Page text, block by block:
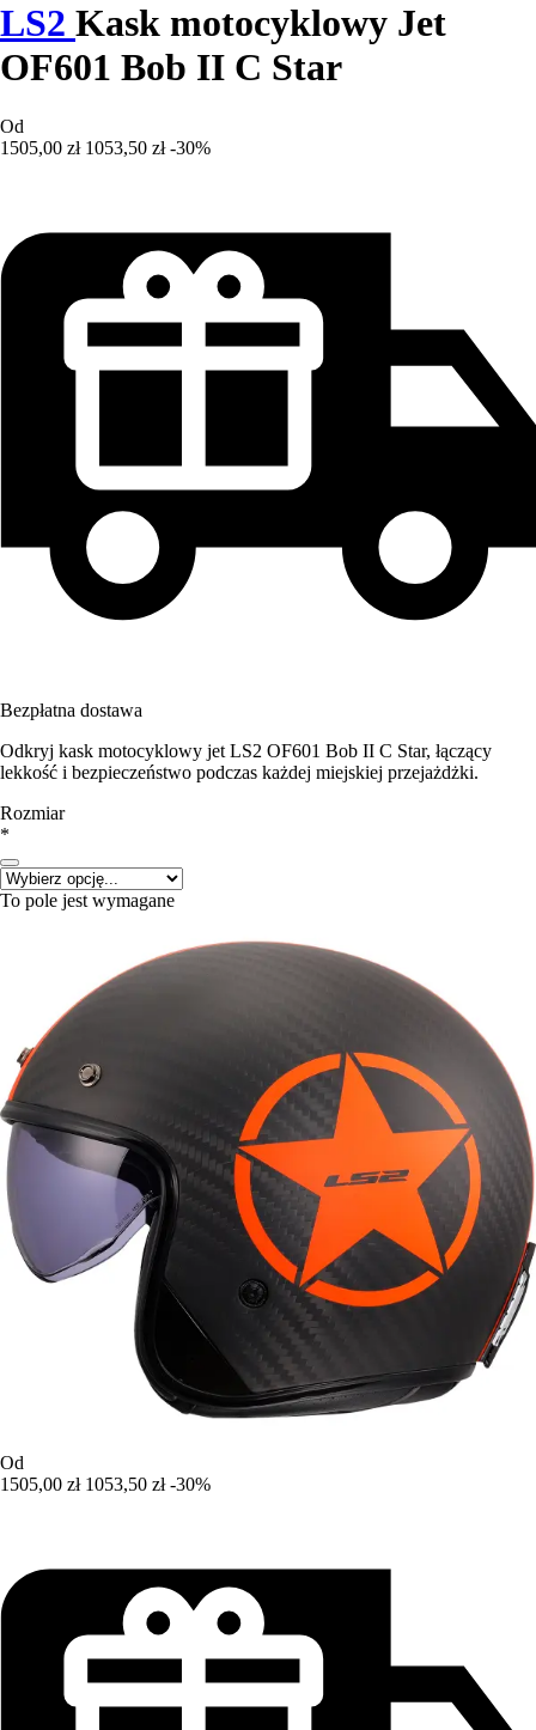
LS2 Kask motocyklowy Jet
OF601 Bob II C Star
Od
1505,00 zł 1053,50 zł -30%
Bezpłatna dostawa
Odkryj kask motocyklowy jet LS2 OF601 Bob II C Star, łączący
lekkość i bezpieczeństwo podczas każdej miejskiej przejażdżki.
Rozmiar
*
To pole jest wymagane
Od
1505,00 zł 1053,50 zł -30%